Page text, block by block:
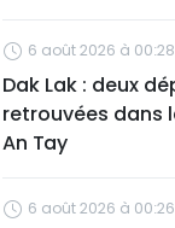
6 août 2026 à
Dak Lak : deux
retrouvées dans
An Tay
6 août 2026 à